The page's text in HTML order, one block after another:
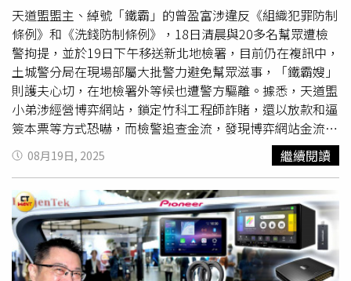
天道盟盟主、綽號「鐵霸」的曾盈富涉違反《組織犯罪防制
條例》和《洗錢防制條例》，18日清晨與20多名幫眾遭檢
警拘提，並於19日下午移送新北地檢署，目前仍在複訊中，
土城警分局在現場部屬大批警力避免幫眾滋事，「鐵霸嫂」
則護夫心切，在地檢署外等候也遭警方驅離。據悉，天道盟
小弟涉經營博弈網站，鎖定竹科工程師詐賭，還以放款和逼
簽本票等方式恐嚇，而檢警追查金流，發現博弈網站金流進
入曾盈富帳戶，曾和洪的戶頭則有多筆可疑款項。新北地檢
署18日清晨拂曉出擊，兵分多路拘提曾盈富、太陽聯盟副盟
主「麥可」洪瑞宏及曾盈富胞弟「太保」曾盈進等20餘人，
在刑事局偵訊1天1夜後，於19日下午移送新北地檢署。土
城警分局則由分局長陳建龍帶隊，率領23名警力在地檢署外
戒備，曾盈富的妻子在丈夫被移送後，還乘市價500萬的豪
車LexusLM在新北檢外守候，但警方擔心造成衝突，已將
08月19日, 2025 繼續閱讀